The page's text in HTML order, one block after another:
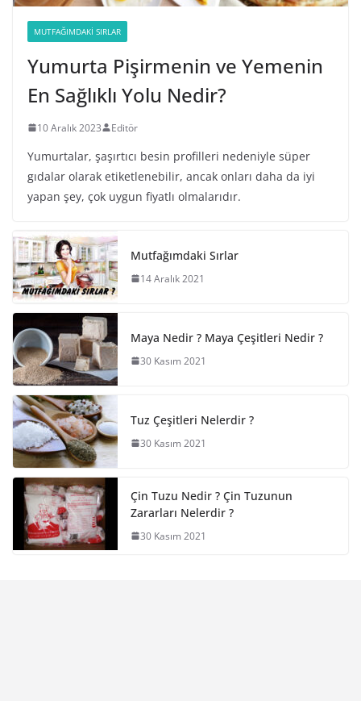
MUTFAĞIMDAKI SIRLAR
Yumurta Pişirmenin ve Yemenin
En Sağlıklı Yolu Nedir?
10 Aralık 2023 Editör
Yumurtalar, şaşırtıcı besin profilleri nedeniyle süper
gıdalar olarak etiketlenebilir, ancak onları daha da iyi
yapan şey, çok uygun fiyatlı olmalarıdır.
Mutfağımdaki Sırlar
14 Aralık 2021
Maya Nedir ? Maya Çeşitleri Nedir ?
30 Kasım 2021
Tuz Çeşitleri Nelerdir ?
30 Kasım 2021
Çin Tuzu Nedir ? Çin Tuzunun
Zararları Nelerdir ?
30 Kasım 2021